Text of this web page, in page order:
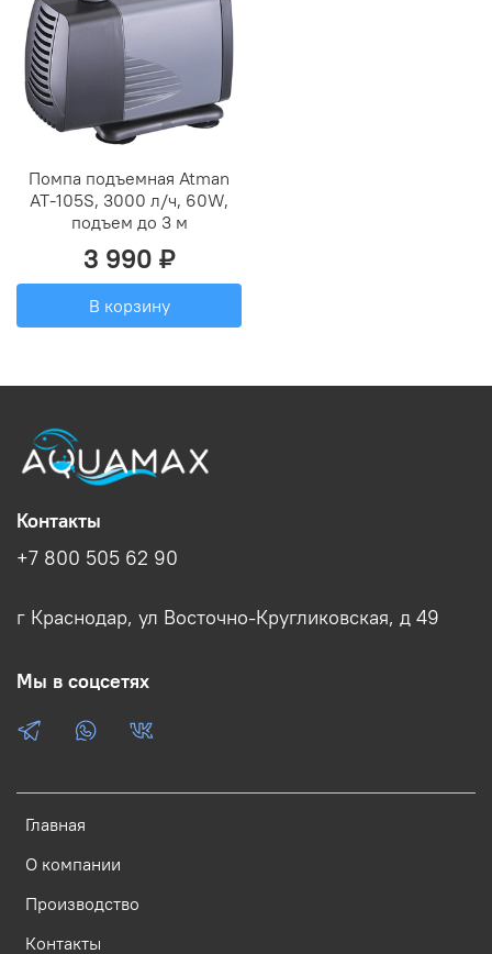
Помпа подъемная Atman
AT-105S, 3000 л/ч, 60W,
подъем до 3 м
3 990 ₽
В корзину
Главная
О компании
Производство
Контакты
Контакты
+7 800 505 62 90
г Краснодар, ул Восточно-Кругликовская, д 49
Мы в соцсетях